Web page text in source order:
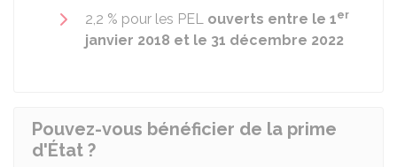
2,2 % pour les PEL ouverts entre le 1er
janvier 2018 et le 31 décembre 2022
Pouvez-vous bénéficier de la prime
d'État ?